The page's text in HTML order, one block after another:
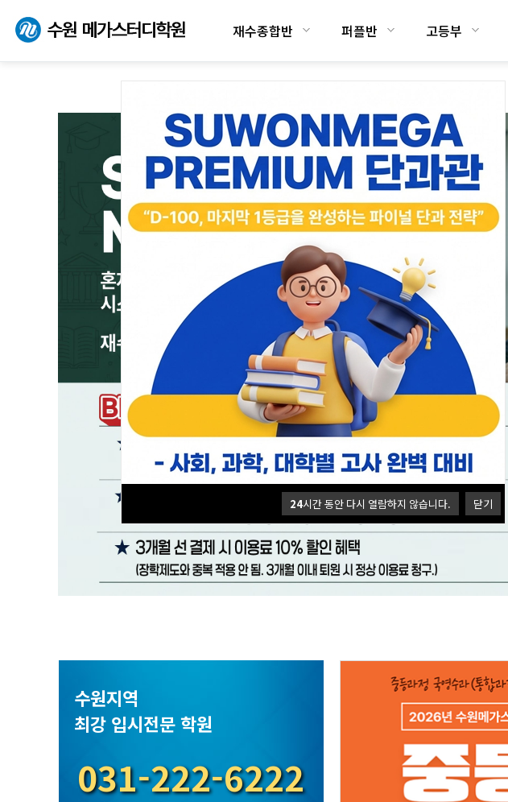
24시간 동안 다시 열람하지 않습니다. 닫기
재수종합반 퍼플반 고등부
수원지역
최강 입시전문 학원
031-222-6222